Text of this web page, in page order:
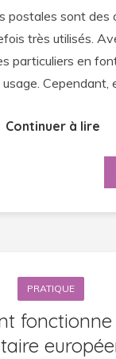
postales sont des
très utilisés.
particuliers en
Cependant,
Continuer à lire
PRATIQUE
fonctionne